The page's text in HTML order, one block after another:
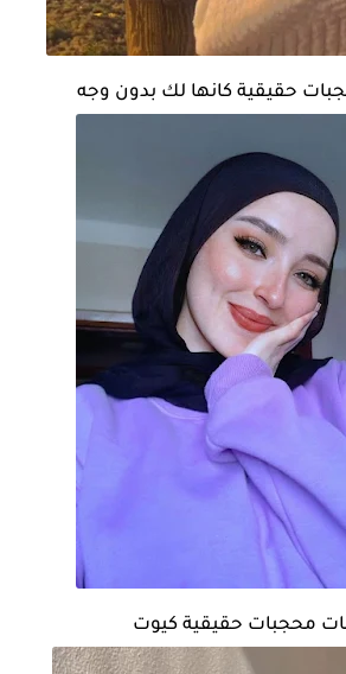
حقيقية كانها لك بدون وجه
محجبات حقيقية كيوت